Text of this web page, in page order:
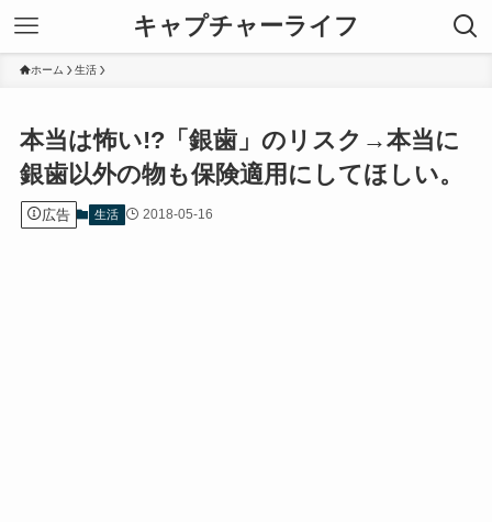
キャプチャーライフ
ホーム 生活
本当は怖い!?「銀歯」のリスク→本当に
銀歯以外の物も保険適用にしてほしい。
広告 生活 2018-05-16